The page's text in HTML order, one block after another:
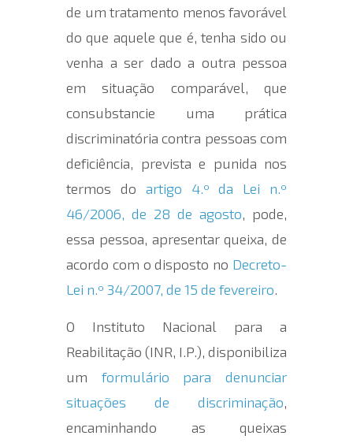
de um tratamento menos favorável
do que aquele que é, tenha sido ou
venha a ser dado a outra pessoa
em situação comparável, que
consubstancie uma prática
discriminatória contra pessoas com
deficiência, prevista e punida nos
termos do artigo 4.º da Lei n.º
46/2006, de 28 de agosto, pode,
essa pessoa, apresentar queixa, de
acordo com o disposto no Decreto-
Lei n.º 34/2007, de 15 de fevereiro.
O Instituto Nacional para a
Reabilitação (INR, I.P.), disponibiliza
um formulário para denunciar
situações de discriminação,
encaminhando as queixas